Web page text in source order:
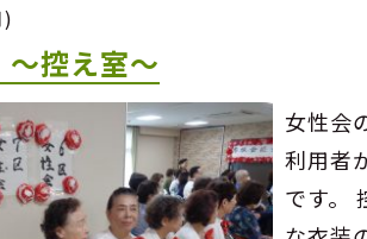
控え室～
女性会
利用者
です。